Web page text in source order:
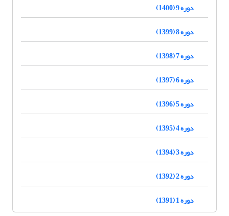
دوره 9 (1400)
دوره 8 (1399)
دوره 7 (1398)
دوره 6 (1397)
دوره 5 (1396)
دوره 4 (1395)
دوره 3 (1394)
دوره 2 (1392)
دوره 1 (1391)